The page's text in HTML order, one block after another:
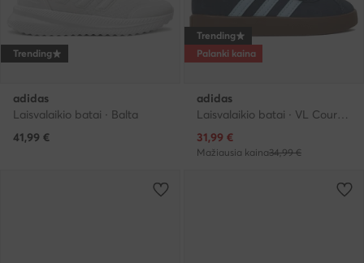
Trending
adidas
Laisvalaikio batai · Balta
41,99 €
Trending
Palanki kaina
adidas
Laisvalaikio batai · VL Court · Tamsiai mėlyna
Dabartinė kaina
31,99 €
Mažiausia kaina34,99 €